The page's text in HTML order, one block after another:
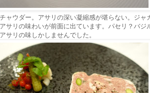
ャウダー。アサリの深い凝縮感が堪らない。ジャ
サリの味わいが前面に出ています。パセリ？バジ
サリの味しかしませんでした。